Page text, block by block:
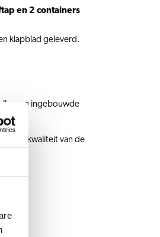
en 2 containers
klapblad geleverd.
en ingebouwde
de kwaliteit van de